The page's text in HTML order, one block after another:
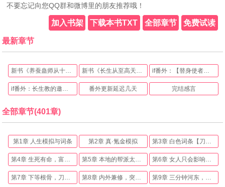
不要忘记向您QQ群和微博里的朋友推荐哦！
免费试读
全部章节
下载本书TXT
加入书架
最新章节
if番外：【替身使者】！长生教，怒蛟帮，都是我的！
番外更新延迟几天 完结感言
全部章节(401章)
第1章 人生模拟与词条 第2章 真·氪金模拟 第3章 白色词条【刀剑双绝】
第4章 生死有命，富贵在人 第5章 本地的帮派太没有礼貌了！ 第6章 女人只会影响拔刀的速度，除了富婆！
第7章 下等根骨，刀法天才，这合理吗？ 第8章 内外兼修，突破炼皮境！ 第9章 三分钟河东，三分钟河西